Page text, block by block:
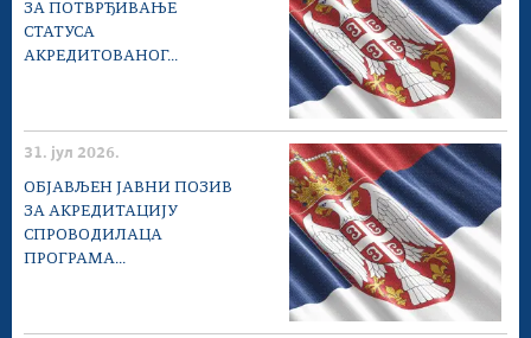
ЗА ПОТВРЂИВАЊЕ
СТАТУСА
АКРЕДИТОВАНОГ...
31. јул 2026.
ОБЈАВЉЕН ЈАВНИ ПОЗИВ
ЗА АКРЕДИТАЦИЈУ
СПРОВОДИЛАЦА
ПРОГРАМА...